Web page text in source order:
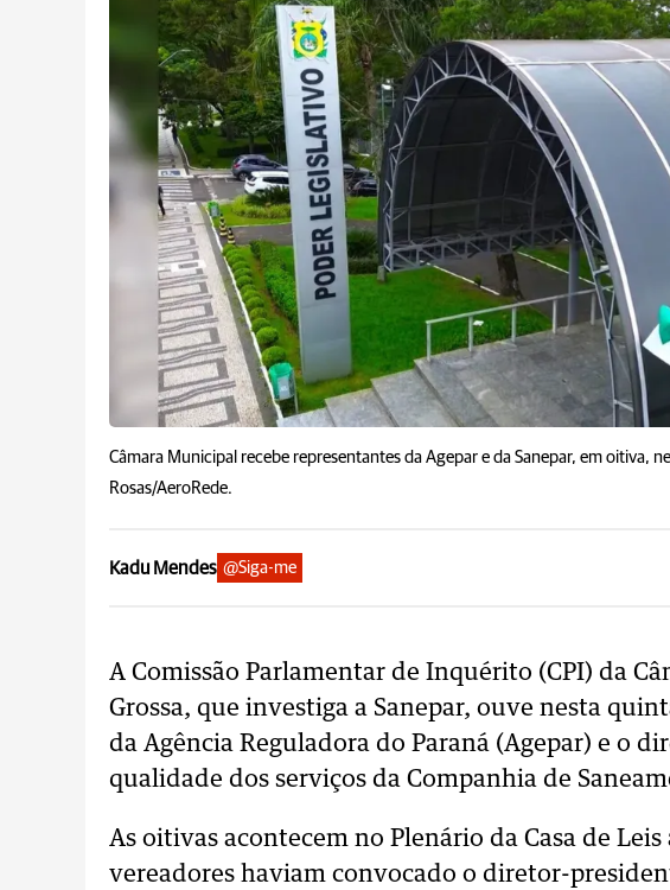
Câmara Municipal recebe representantes da Agepar e da Sanepar, em oitiva,
Rosas/AeroRede.
Kadu Mendes @Siga-me
A Comissão Parlamentar de Inquérito (CPI) da
Grossa, que investiga a Sanepar, ouve nesta
da Agência Reguladora do Paraná (Agepar) e o
qualidade dos serviços da Companhia de
As oitivas acontecem no Plenário da Casa de
vereadores haviam convocado o diretor-